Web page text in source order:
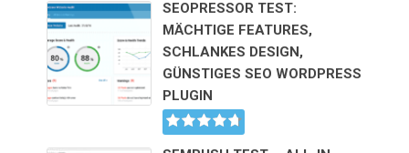
SEOPRESSOR TEST:
MÄCHTIGE FEATURES,
SCHLANKES DESIGN,
GÜNSTIGES SEO WORDPRESS
PLUGIN